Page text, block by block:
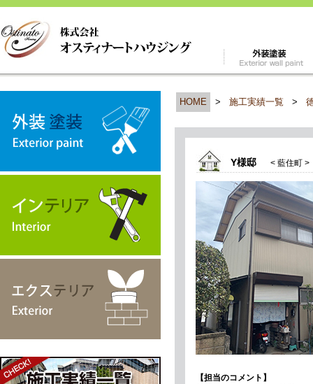
HOME > 施工実績一覧 >
Y様邸 < 藍住町 >
【担当のコメント】